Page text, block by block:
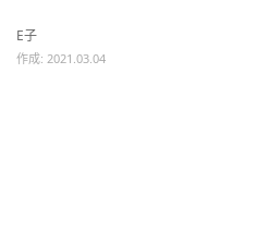
E子
作成: 2021.03.04